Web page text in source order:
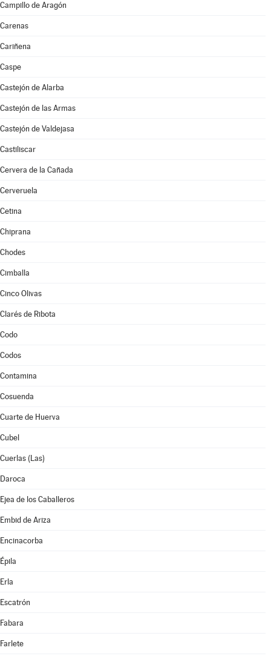
Campillo de Aragón
Carenas
Cariñena
Caspe
Castejón de Alarba
Castejón de las Armas
Castejón de Valdejasa
Castiliscar
Cervera de la Cañada
Cerveruela
Cetina
Chiprana
Chodes
Cimballa
Cinco Olivas
Clarés de Ribota
Codo
Codos
Contamina
Cosuenda
Cuarte de Huerva
Cubel
Cuerlas (Las)
Daroca
Ejea de los Caballeros
Embid de Ariza
Encinacorba
Épila
Erla
Escatrón
Fabara
Farlete